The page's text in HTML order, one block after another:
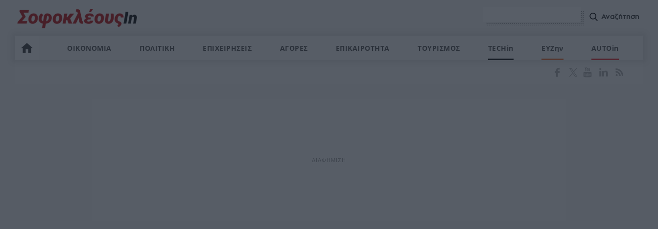
ΟΙΚΟΝΟΜΙΑ ΠΟΛΙΤΙΚΗ ΕΠΙΧΕΙΡΗΣΕΙΣ ΑΓΟΡΕΣ ΕΠΙΚΑΙΡΟΤΗΤΑ ΤΟΥΡΙΣΜΟΣ TECHin ΕΥΖην AUTOin